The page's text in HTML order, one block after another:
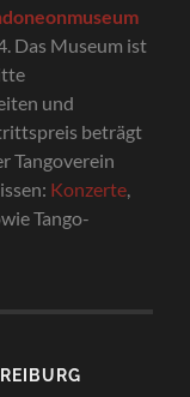
Das Museum ist
und
beträgt
Tangoverein
Konzerte
Tango-